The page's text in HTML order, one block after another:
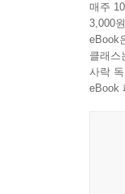
매주
3,000
eBook
클래스
사락
eBook